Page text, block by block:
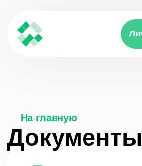
Личный кабиент
Информационное сообщение о